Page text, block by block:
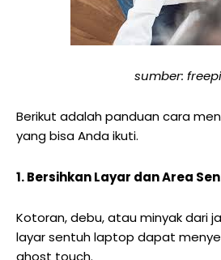
sumber:
Berikut adalah panduan cara
yang bisa Anda ikuti.
1. Bersihkan Layar dan Area
Kotoran, debu, atau minyak dari
layar sentuh laptop dapat
ghost touch.